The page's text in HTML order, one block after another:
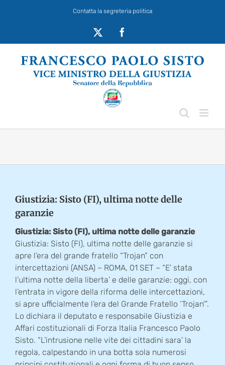
Contatta la segreteria politica
Giustizia: Sisto (FI), ultima notte delle
garanzie
Giustizia: Sisto (FI), ultima notte delle garanzie
Giustizia: Sisto (FI), ultima notte delle garanzie si
apre l’era del grande fratello “Trojan” con
intercettazioni (ANSA) – ROMA, 01 SET – “E’ stata
l’ultima notte della liberta’ e delle garanzie: oggi, con
l’entrata in vigore della riforma delle intercettazioni,
si apre ufficialmente l’era del Grande Fratello ‘Trojan'”.
Lo dichiara il deputato e responsabile Giustizia e
Affari costituzionali di Forza Italia Francesco Paolo
Sisto. “L’intrusione nelle vite dei cittadini sara’ la
regola, calpestando in una botta sola numerosi